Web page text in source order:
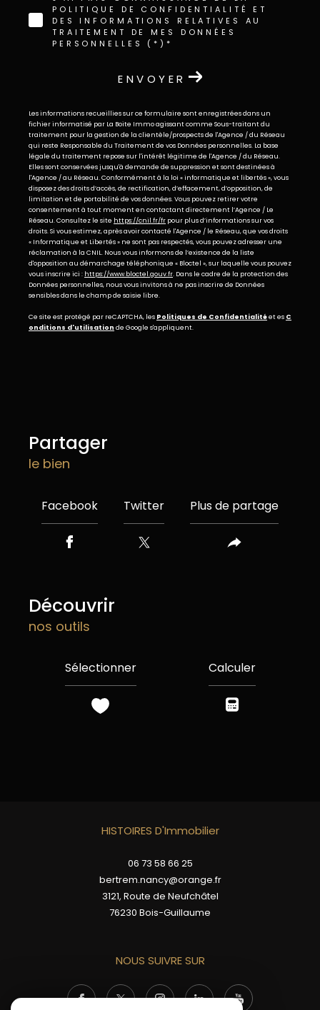
POLITIQUE DE CONFIDENTIALITÉ ET
DES INFORMATIONS RELATIVES AU
TRAITEMENT DE MES DONNÉES
PERSONNELLES (*)*
ENVOYER
Les informations recueillies sur ce formulaire sont enregistrées dans un
fichier informatisé par La Boite Immo agissant comme Sous-traitant du
traitement pour la gestion de la clientèle/prospects de l'Agence / du Réseau
qui reste Responsable du Traitement de vos Données personnelles. La base
légale du traitement repose sur l'intérêt légitime de l'Agence / du Réseau.
Elles sont conservées jusqu'à demande de suppression et sont destinées à
l'Agence / au Réseau. Conformément à la loi « informatique et libertés », vous
disposez des droits d’accès, de rectification, d’effacement, d’opposition, de
limitation et de portabilité de vos données. Vous pouvez retirer votre
consentement à tout moment en contactant directement l’Agence / Le
Réseau. Consultez le site https://cnil.fr/fr pour plus d’informations sur vos
droits. Si vous estimez, après avoir contacté l'Agence / le Réseau, que vos droits
« Informatique et Libertés » ne sont pas respectés, vous pouvez adresser une
réclamation à la CNIL. Nous vous informons de l’existence de la liste
d'opposition au démarchage téléphonique « Bloctel », sur laquelle vous pouvez
vous inscrire ici : https://www.bloctel.gouv.fr. Dans le cadre de la protection des
Données personnelles, nous vous invitons à ne pas inscrire de Données
sensibles dans le champ de saisie libre.
Ce site est protégé par reCAPTCHA, les Politiques de Confidentialitéet es C
onditions d'utilisation de Google s'appliquent.
partager
le bien
Facebook Twitter Plus de partage
découvrir
nos outils
Sélectionner Calculer
HISTOIRES D'Immobilier
06 73 58 66 25
bertrem.nancy@orange.fr
3121, Route de Neufchâtel
76230
Bois-Guillaume
NOUS SUIVRE SUR